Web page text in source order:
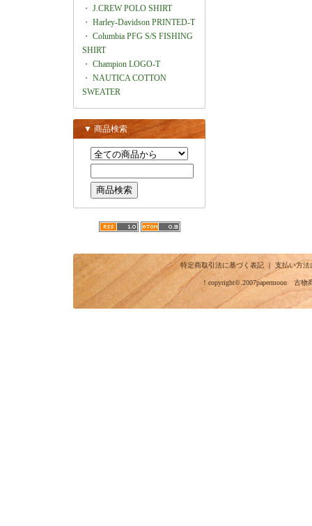
・ J.CREW POLO SHIRT
・ Harley-Davidson PRINTED-T
・ Columbia PFG S/S FISHING
SHIRT
・ Champion LOGO-T
・ NAUTICA COTTON
SWEATER
▼ 商品検索
特定商取引法に基づく表記｜ 支払い方法
！copyright©.2007papermoon 古